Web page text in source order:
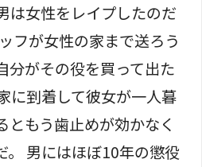
は女性をレイプしたのだ
フが女性の家まで送ろう
分がその役を買って出た
に到着して彼女が一人暮
ともう歯止めが効かなく
。 男にはほぼ10年の懲役